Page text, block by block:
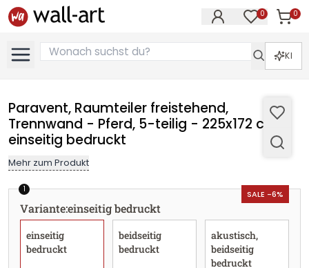
0 0
KI
Paravent, Raumteiler freistehend,
Trennwand - Pferd, 5-teilig - 225x172 cm -
einseitig bedruckt
Mehr zum Produkt
SALE -6%
1
Variante:einseitig bedruckt
einseitig
bedruckt
beidseitig
bedruckt
akustisch,
beidseitig
bedruckt